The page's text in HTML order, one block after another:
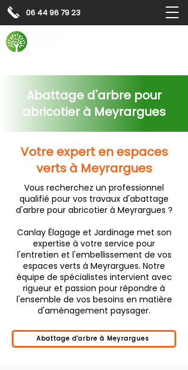
06 44 96 79 23
Abattage d'arbre pour
abricotier à Meyrargues
Votre expert en espaces
verts à Meyrargues
Vous recherchez un professionnel
qualifié pour vos travaux d'abattage
d'arbre pour abricotier à Meyrargues ?
Canlay Élagage et Jardinage met son
expertise à votre service pour
l'entretien et l'embellissement de vos
espaces verts à Meyrargues. Notre
équipe de spécialistes intervient avec
rigueur et passion pour répondre à
l'ensemble de vos besoins en matière
d'aménagement paysager.
Abattage d'arbre à Meyrargues